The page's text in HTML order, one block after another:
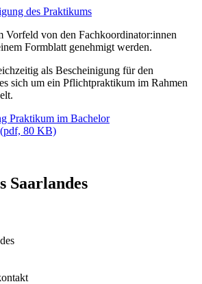
des Praktikums
Vorfeld von den Fachkoordinator:innen
Formblatt genehmigt werden.
als Bescheinigung für den
sich um ein Pflichtpraktikum im Rahmen
Praktikum im Bachelor
(pdf, 80 KB)
Saarlandes